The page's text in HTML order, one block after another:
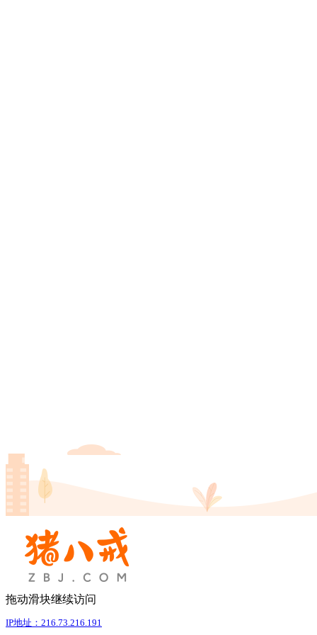
拖动滑块继续访问
IP地址：216.73.216.191